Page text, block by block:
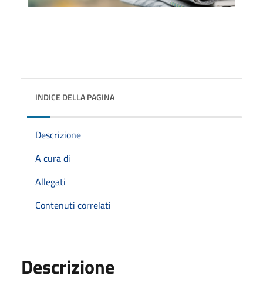
INDICE DELLA PAGINA
Descrizione
A cura di
Allegati
Contenuti correlati
Descrizione